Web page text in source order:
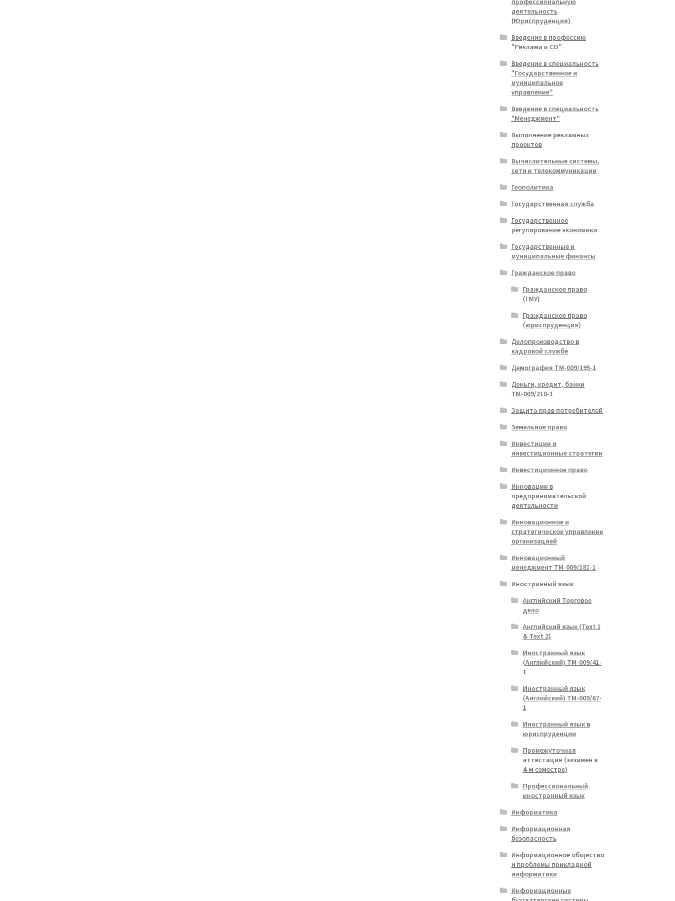
деятельность
(Юриспруденция)
Введение в профессию
"Реклама и СО"
Введение в специальность
"Государственное и
муниципальное
управление"
Введение в специальность
"Менеджмент"
Выполнение рекламных
проектов
Вычислительные системы,
сети и телекоммуникации
Геополитика
Государственная служба
Государственное
регулирование экономики
Государственные и
муниципальные финансы
Гражданское право
Гражданское право
(ГМУ)
Гражданское право
(юриспруденция)
Делопроизводство в
кадровой службе
Демография ТМ-009/195-1
Деньги, кредит, банки
ТМ-009/210-1
Защита прав потребителей
Земельное право
Инвестиции и
инвестиционные стратегии
Инвестиционное право
Инновации в
предпринимательской
деятельности
Инновационное и
стратегическое управление
организацией
Инновационный
менеджмент ТМ-009/181-1
Иностранный язык
Английский Торговое
дело
Английский язык (Text 1
& Text 2)
Иностранный язык
(Английский) ТМ-009/41-
1
Иностранный язык
(Английский) ТМ-009/67-
1
Иностранный язык в
юриспруденции
Промежуточная
аттестация (экзамен в
4-м семестре)
Профессиональный
иностранный язык
Информатика
Информационная
безопасность
Информационное общество
и проблемы прикладной
информатики
Информационные